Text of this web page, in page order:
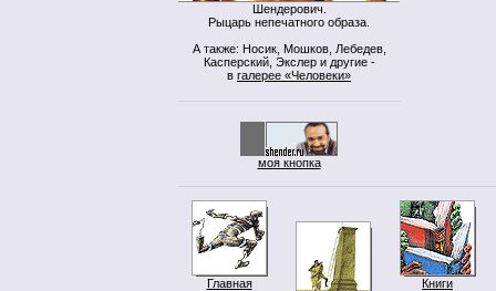
Шендерович.
Рыцарь непечатного образа.
А также: Носик, Мошков, Лебедев,
Касперский, Экслер и другие -
в галерее «Человеки»
моя кнопка
Главная
Книги